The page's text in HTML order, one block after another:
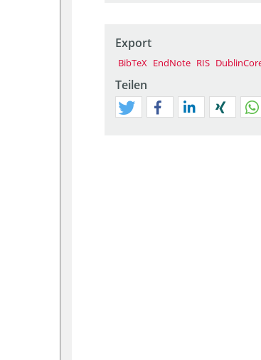
Export
BibTeX EndNote RIS
Teilen